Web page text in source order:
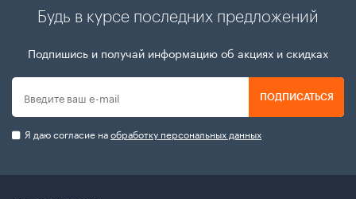
Будь в курсе последних предложений
Подпишись и получай информацию об акциях и скидках
ПОДПИСАТЬСЯ
Я даю согласие наобработку персональных данных